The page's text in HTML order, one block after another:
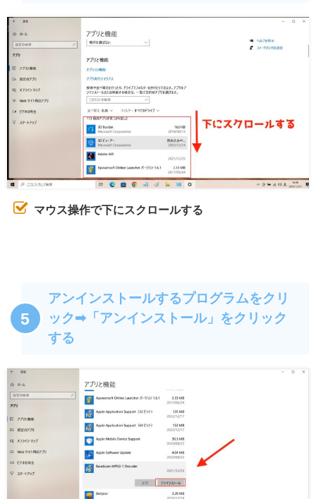
マウス操作で下にスクロールする
5
アンインストールするプログラムをクリ
ック➡︎「アンインストール」をクリック
する